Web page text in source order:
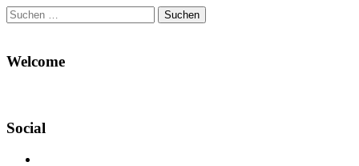
Suchen
nach:
Welcome
Social